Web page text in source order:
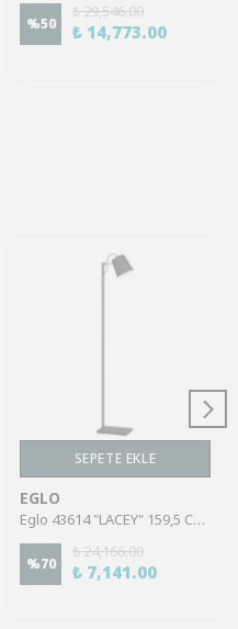
%50
₺ 29,546.00
₺ 14,773.00
SEPETE EKLE
EGLO
Eglo 43614 "LACEY" 159,5 Cm Yüksekliğinde Çelik, Ahşap Köşe Lambası Lambader
%70
₺ 24,166.00
₺ 7,141.00